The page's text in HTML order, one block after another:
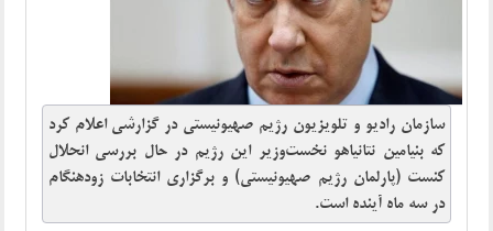
سازمان رادیو و تلویزیون رژیم صهیونیستی در گزارشی اعلام کرد
که بنیامین نتانیاهو نخست‌وزیر این رژیم در حال بررسی انحلال
کنست (پارلمان رژیم صهیونیستی) و برگزاری انتخابات زودهنگام
در سه ماه آینده است.